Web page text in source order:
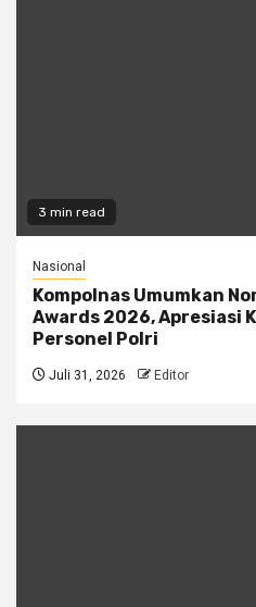
3 min read
Nasional
Kompolnas Umumkan
Awards 2026, Apresiasi
Personel Polri
Juli 31, 2026 Editor